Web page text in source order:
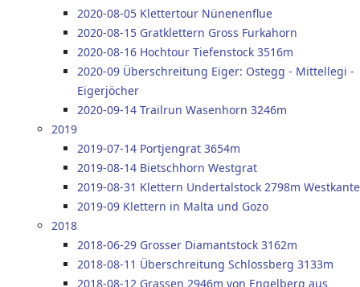
2020-08-05 Klettertour Nünenenflue
2020-08-15 Gratklettern Gross Furkahorn
2020-08-16 Hochtour Tiefenstock 3516m
2020-09 Überschreitung Eiger: Ostegg - Mittellegi -
Eigerjöcher
2020-09-14 Trailrun Wasenhorn 3246m
2019
2019-07-14 Portjengrat 3654m
2019-08-14 Bietschhorn Westgrat
2019-08-31 Klettern Undertalstock 2798m Westkante
2019-09 Klettern in Malta und Gozo
2018
2018-06-29 Grosser Diamantstock 3162m
2018-08-11 Überschreitung Schlossberg 3133m
2018-08-12 Grassen 2946m von Engelberg aus